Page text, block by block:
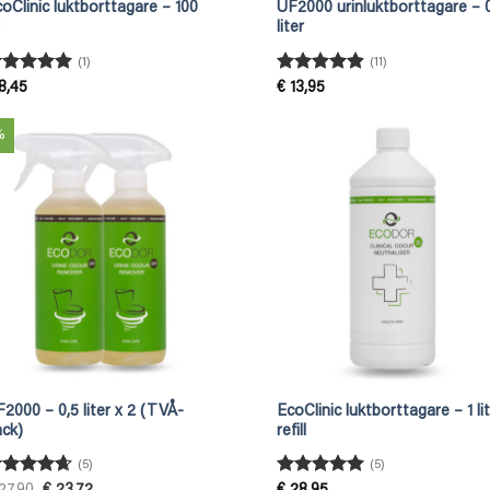
luktborttagare – 100
(1)
UF2000 urinluktborttagare –
liter
Betygsatt
(11)
€13,95
– 0,5 liter x 2 (TVÅ-
(5)
EcoClinic luktborttagare – 1
refill
(5)